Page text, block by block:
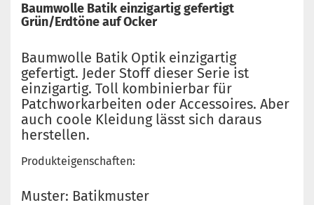
Baumwolle Batik einzigartig gefertigt
Grün/Erdtöne auf Ocker
Baumwolle Batik Optik einzigartig
gefertigt. Jeder Stoff dieser Serie ist
einzigartig. Toll kombinierbar für
Patchworkarbeiten oder Accessoires. Aber
auch coole Kleidung lässt sich daraus
herstellen.
Produkteigenschaften:
Muster: Batikmuster